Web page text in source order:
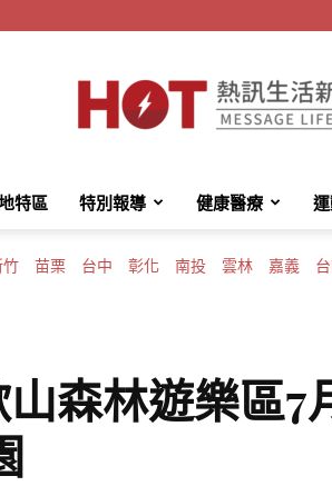
HotMessage
特區 特別報導 健康醫療
竹 苗栗 台中 彰化 南投 雲林 嘉義
森林遊樂區7